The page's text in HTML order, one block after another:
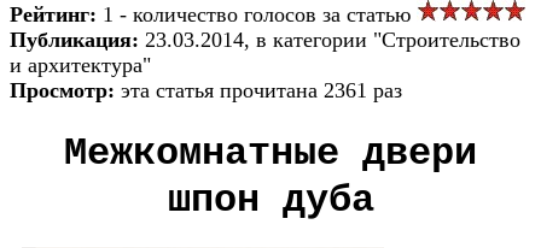
Рейтинг: 1 - количество голосов за статью
Публикация: 23.03.2014, в категории "Строительство
и архитектура"
Просмотр: эта статья прочитана 2361 раз
Межкомнатные двери
шпон дуба